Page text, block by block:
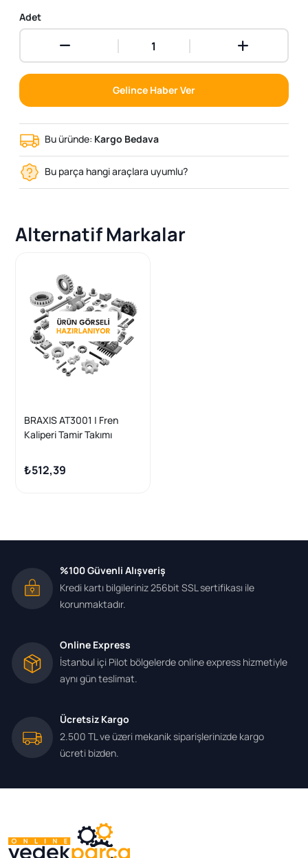
Adet
Gelince Haber Ver
Bu üründe: Kargo Bedava
Bu parça hangi araçlara uyumlu?
Alternatif Markalar
BRAXIS AT3001 | Fren
Kaliperi Tamir Takımı
Polo T5 Cordoba Ibiza
Roomster 04 > 10
₺512,39
%100 Güvenli Alışveriş
Kredi kartı bilgileriniz 256bit SSL sertifikası ile
korunmaktadır.
Online Express
İstanbul içi Pilot bölgelerde online express hizmetiyle
aynı gün teslimat.
Ücretsiz Kargo
2.500 TL ve üzeri mekanik siparişlerinizde kargo
ücreti bizden.